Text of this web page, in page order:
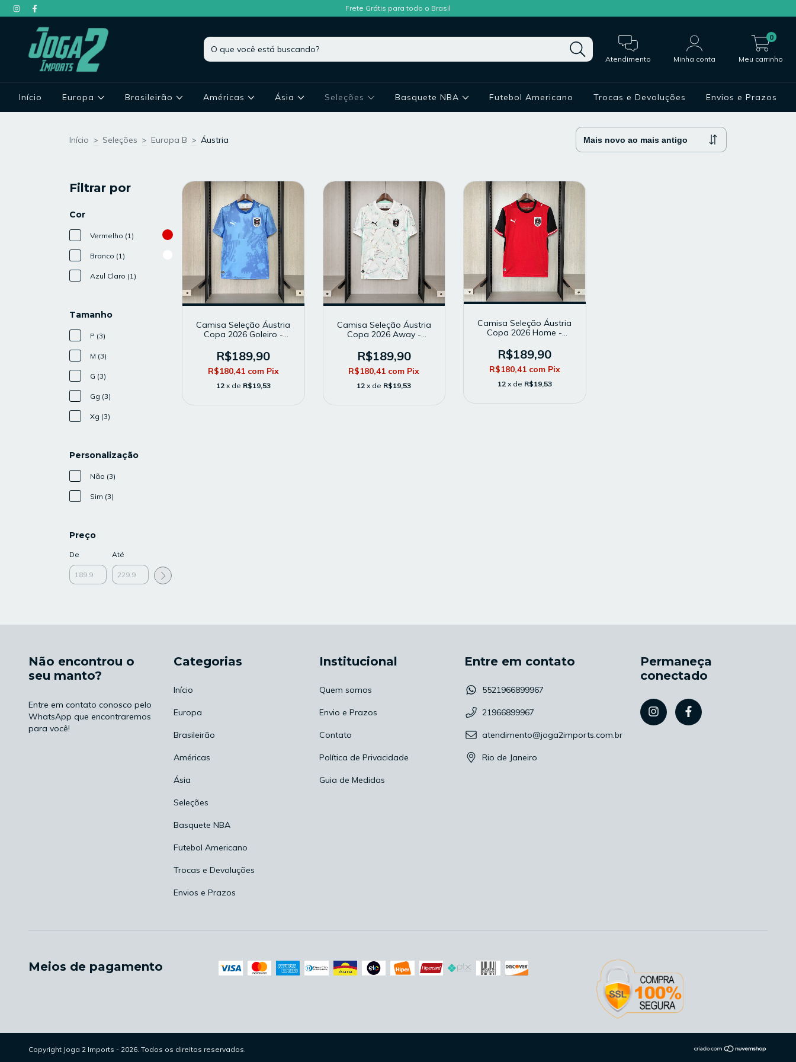
Frete Grátis para todo o Brasil
Atendimento Minha conta Meu carrinho
0
Início Europa Brasileirão Américas Ásia Seleções Basquete NBA Futebol Americano Trocas e Devoluções Envios e Prazos
Início > Seleções > Europa B > Áustria
Filtrar por
Cor
Vermelho (1)
Branco (1)
Azul Claro (1)
Tamanho
P (3)
M (3)
G (3)
Gg (3)
Xg (3)
Personalização
Não (3)
Sim (3)
Preço
De Até
Camisa Seleção Áustria
Copa 2026 Goleiro -
Torcedor - Azul
R$189,90
R$180,41 com Pix
12 x de R$19,53
Camisa Seleção Áustria
Copa 2026 Away -
Torcedor - Branca
R$189,90
R$180,41 com Pix
12 x de R$19,53
Camisa Seleção Áustria
Copa 2026 Home -
Torcedor - Vermelha
R$189,90
R$180,41 com Pix
12 x de R$19,53
Não encontrou o
seu manto?
Entre em contato conosco pelo
WhatsApp que encontraremos
para você!
Categorias
Início
Europa
Brasileirão
Américas
Ásia
Seleções
Basquete NBA
Futebol Americano
Trocas e Devoluções
Envios e Prazos
Institucional
Quem somos
Envio e Prazos
Contato
Política de Privacidade
Guia de Medidas
Entre em contato
5521966899967
21966899967
atendimento@joga2imports.com.br
Rio de Janeiro
Permaneça
conectado
Meios de pagamento
Copyright Joga 2 Imports - 2026. Todos os direitos reservados.